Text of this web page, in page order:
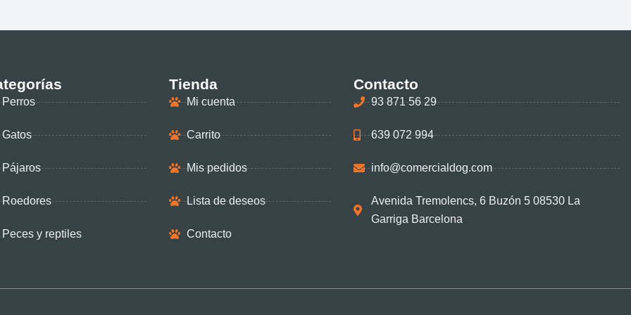
Perros
Gatos
Pájaros
Roedores
Peces y reptiles
Tienda
Mi cuenta
Carrito
Mis pedidos
Lista de deseos
Contacto
Contacto
93 871 56 29
639 072 994
info@comercialdog.com
Avenida Tremolencs, 6 Buzón 5 08530 La
Garriga Barcelona